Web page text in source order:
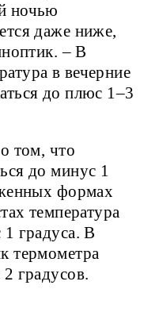
ночью
даже ниже,
– В
в вечерние
до плюс 1–3
том, что
до минус 1
формах
температура
градуса. В
термометра
градусов.